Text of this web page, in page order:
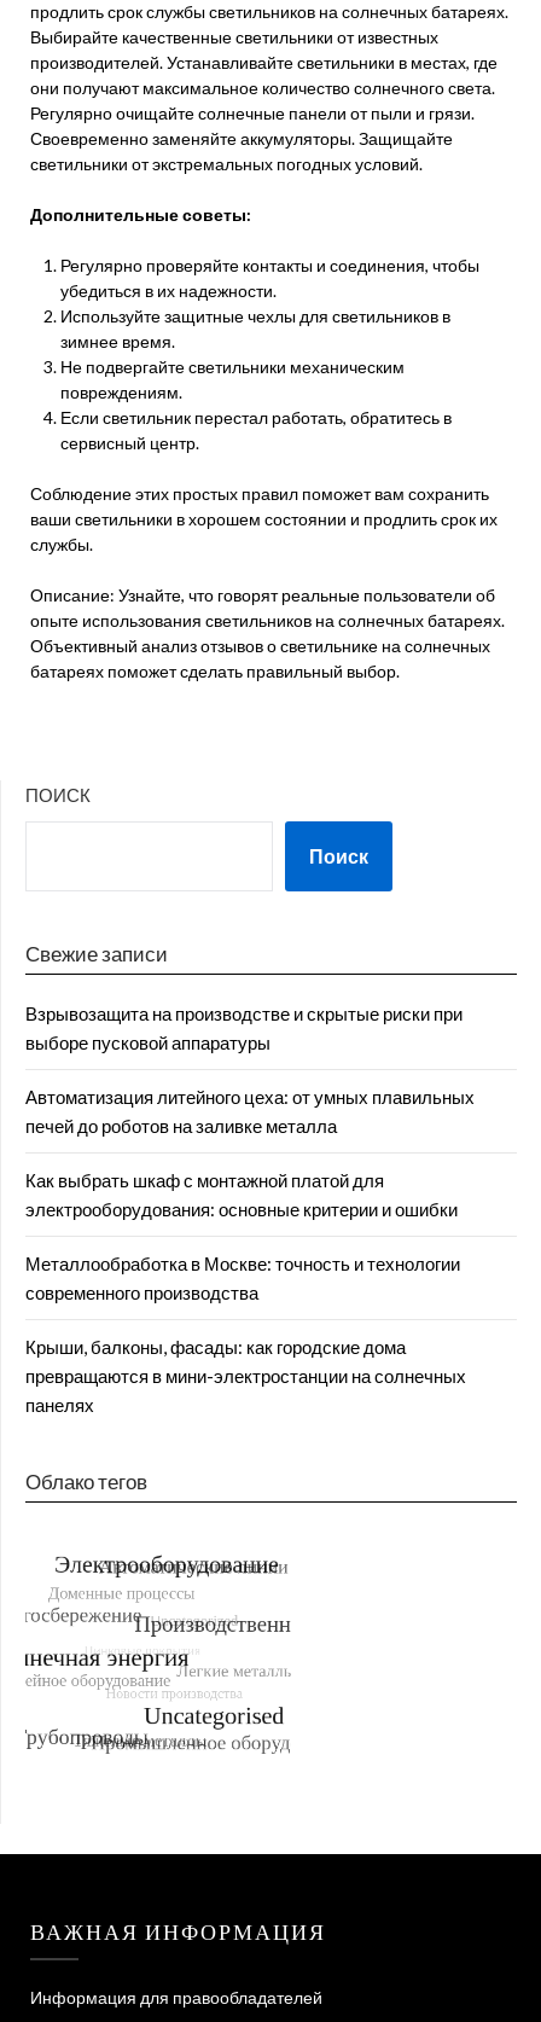
продлить срок службы светильников на солнечных батареях.
Выбирайте качественные светильники от известных
производителей. Устанавливайте светильники в местах, где
они получают максимальное количество солнечного света.
Регулярно очищайте солнечные панели от пыли и грязи.
Своевременно заменяйте аккумуляторы. Защищайте
светильники от экстремальных погодных условий.
Дополнительные советы:
Регулярно проверяйте контакты и соединения, чтобы
убедиться в их надежности.
Используйте защитные чехлы для светильников в
зимнее время.
Не подвергайте светильники механическим
повреждениям.
Если светильник перестал работать, обратитесь в
сервисный центр.
Соблюдение этих простых правил поможет вам сохранить
ваши светильники в хорошем состоянии и продлить срок их
службы.
Описание: Узнайте, что говорят реальные пользователи об
опыте использования светильников на солнечных батареях.
Объективный анализ отзывов о светильнике на солнечных
батареях поможет сделать правильный выбор.
ПОИСК
Поиск
Свежие записи
Взрывозащита на производстве и скрытые риски при
выборе пусковой аппаратуры
Автоматизация литейного цеха: от умных плавильных
печей до роботов на заливке металла
Как выбрать шкаф с монтажной платой для
электрооборудования: основные критерии и ошибки
Металлообработка в Москве: точность и технологии
современного производства
Крыши, балконы, фасады: как городские дома
превращаются в мини-электростанции на солнечных
панелях
Облако тегов
ВАЖНАЯ ИНФОРМАЦИЯ
Информация для правообладателей